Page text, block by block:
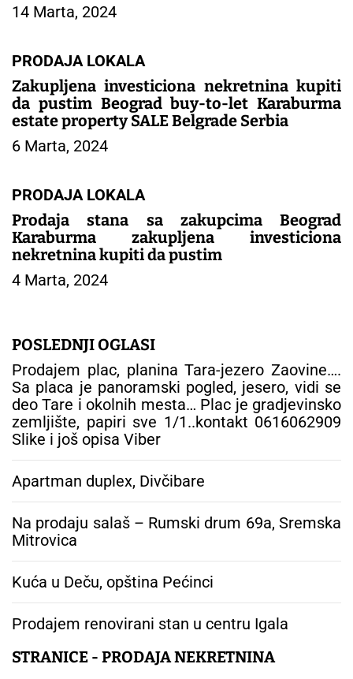
14 Marta, 2024
PRODAJA LOKALA
Zakupljena investiciona nekretnina kupiti
da pustim Beograd buy-to-let Karaburma
estate property SALE Belgrade Serbia
6 Marta, 2024
PRODAJA LOKALA
Prodaja stana sa zakupcima Beograd
Karaburma zakupljena investiciona
nekretnina kupiti da pustim
4 Marta, 2024
POSLEDNJI OGLASI
Prodajem plac, planina Tara-jezero Zaovine….
Sa placa je panoramski pogled, jesero, vidi se
deo Tare i okolnih mesta… Plac je gradjevinsko
zemljište, papiri sve 1/1..kontakt 0616062909
Slike i još opisa Viber
Apartman duplex, Divčibare
Na prodaju salaš – Rumski drum 69a, Sremska
Mitrovica
Kuća u Deču, opština Pećinci
Prodajem renovirani stan u centru Igala
STRANICE - PRODAJA NEKRETNINA